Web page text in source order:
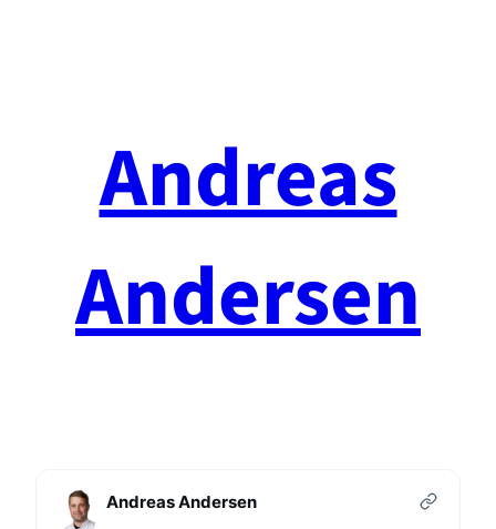
Andreas
Andersen
Andreas Andersen